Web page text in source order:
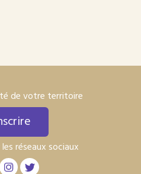
de votre territoire
réseaux sociaux